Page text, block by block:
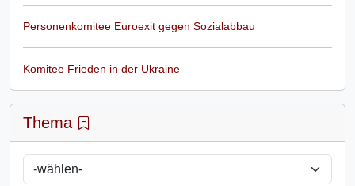
Personenkomitee Euroexit gegen Sozialabbau
Komitee Frieden in der Ukraine
Thema